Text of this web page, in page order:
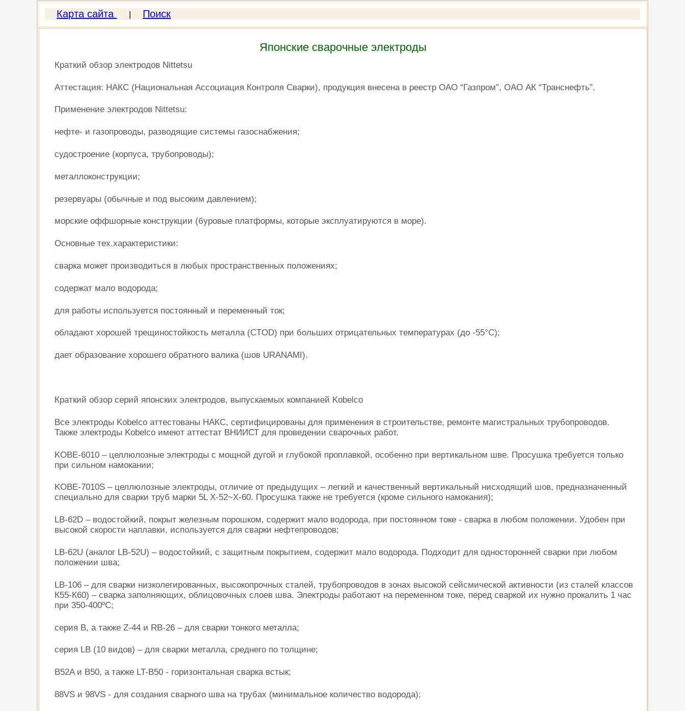
Карта сайта Поиск
Японские сварочные электроды
Краткий обзор электродов Nittetsu
Аттестация: НАКС (Национальная Ассоциация Контроля Сварки), продукция внесена в реестр ОАО “Газпром”, ОАО АК “Транснефть”.
Применение электродов Nittetsu:
нефте- и газопроводы, разводящие системы газоснабжения;
судостроение (корпуса, трубопроводы);
металлоконструкции;
резервуары (обычные и под высоким давлением);
морские оффшорные конструкции (буровые платформы, которые эксплуатируются в море).
Основные тех.характеристики:
сварка может производиться в любых пространственных положениях;
содержат мало водорода;
для работы используется постоянный и переменный ток;
обладают хорошей трещиностойкость металла (CTOD) при больших отрицательных температурах (до -55°С);
дает образование хорошего обратного валика (шов URANAMI).
Краткий обзор серий японских электродов, выпускаемых компанией Kobelco
Все электроды Kobelco аттестованы НАКС, сертифицированы для применения в строительстве, ремонте магистральных трубопроводов.
Также электроды Kobelco имеют аттестат ВНИИСТ для проведении сварочных работ.
KOBE-6010 – целлюлозные электроды с мощной дугой и глубокой проплавкой, особенно при вертикальном шве. Просушка требуется только
при сильном намокании;
KOBE-7010S – целлюлозные электроды, отличие от предыдущих – легкий и качественный вертикальный нисходящий шов, предназначенный
специально для сварки труб марки 5L X-52~X-60. Просушка также не требуется (кроме сильного намокания);
LB-62D – водостойкий, покрыт железным порошком, содержит мало водорода, при постоянном токе - сварка в любом положении. Удобен при
высокой скорости наплавки, используется для сварки нефтепроводов;
LB-62U (аналог LB-52U) – водостойкий, с защитным покрытием, содержит мало водорода. Подходит для односторонней сварки при любом
положении шва;
LB-106 – для сварки низколегированных, высокопрочных сталей, трубопроводов в зонах высокой сейсмической активности (из сталей классов
К55-К60) – сварка заполняющих, облицовочных слоев шва. Электроды работают на переменном токе, перед сваркой их нужно прокалить 1 час
при 350-400ºС;
серия В, а также Z-44 и RB-26 – для сварки тонкого металла;
серия LB (10 видов) – для сварки металла, среднего по толщине;
B52A и B50, а также LT-B50 - горизонтальная сварка встык;
88VS и 98VS - для создания сварного шва на трубах (минимальное количество водорода);